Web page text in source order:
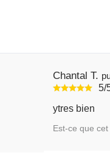
Chantal T.
5/
ytres bien
Est-ce que